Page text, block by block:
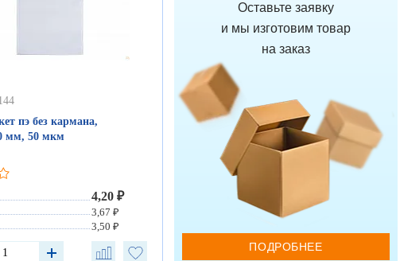
пэ без кармана,
мм, 50 мкм
4,20 ₽
3,67 ₽
3,50 ₽
Оставьте заявку
и мы изготовим товар
на заказ
ПОДРОБНЕЕ